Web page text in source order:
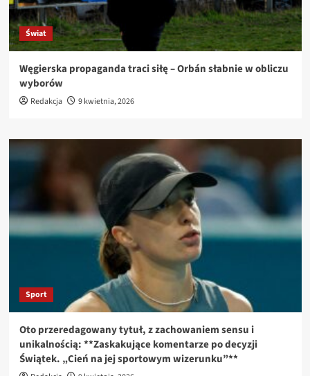
Świat
Węgierska propaganda traci siłę – Orbán słabnie w obliczu
wyborów
Redakcja 9 kwietnia, 2026
Sport
Oto przeredagowany tytuł, z zachowaniem sensu i
unikalnością: **Zaskakujące komentarze po decyzji
Świątek. „Cień na jej sportowym wizerunku”**